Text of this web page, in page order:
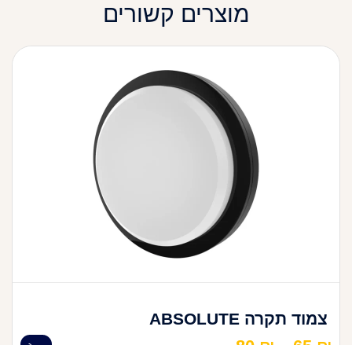
מוצרים קשורים
צמוד תקרה ABSOLUTE